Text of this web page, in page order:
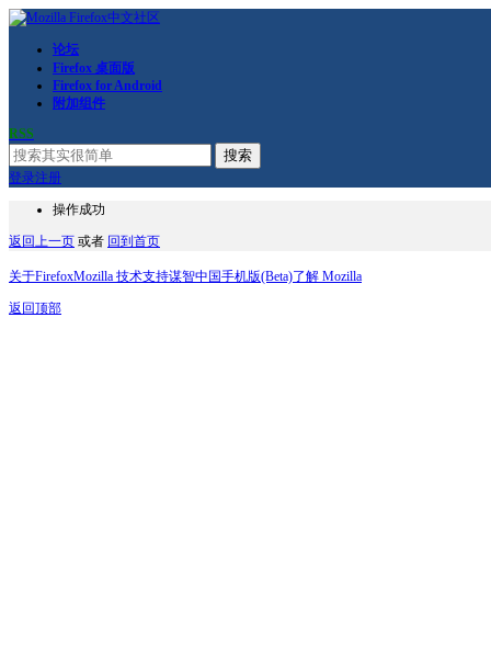
论坛
Firefox 桌面版
Firefox for Android
附加组件
RSS
搜索
登录注册
操作成功
返回上一页 或者 回到首页
关于FirefoxMozilla 技术支持谋智中国手机版(Beta)了解 Mozilla
返回顶部